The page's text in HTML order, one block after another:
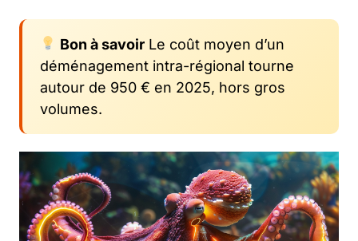
Bon à savoirLe coût moyen d’un
déménagement intra-régional tourne
autour de 950 € en 2025, hors gros
volumes.